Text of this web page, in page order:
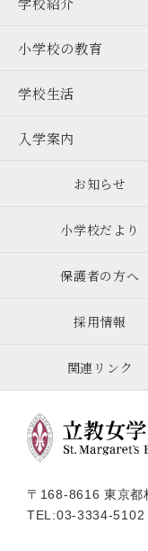
小学校の教育
学校生活
入学案内
お知らせ
小学校だより
保護者の方へ
採用情報
関連リンク
〒168-8616 東京都
TEL:03-3334-5102